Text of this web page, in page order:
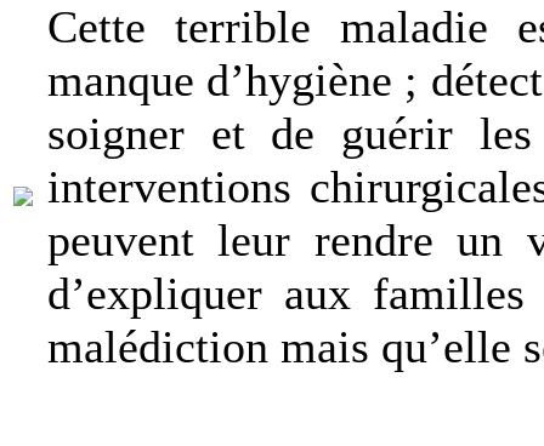
Cette terrible maladie
manque d’hygiène ;
soigner et de guérir
interventions
peuvent leur rendre un
d’expliquer aux
malédiction mais qu’elle